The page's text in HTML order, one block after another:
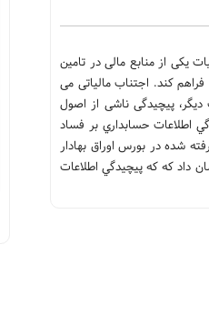
یکی از منابع مالی در تامین
کند. اجتناب مالیاتی می
پیچیدگی ناشی از اصول
اطلاعات حسابداري بر فساد
آزمون فرضیه از مدل رگرسیون چندمتغیره استفاده شده است. در این تحقیق 150شرکت پذیرفته شده در بورس اوراق بهادار
حاصل از آزمون فرضیات نشان داد که که پيچيدگي اطلاعات